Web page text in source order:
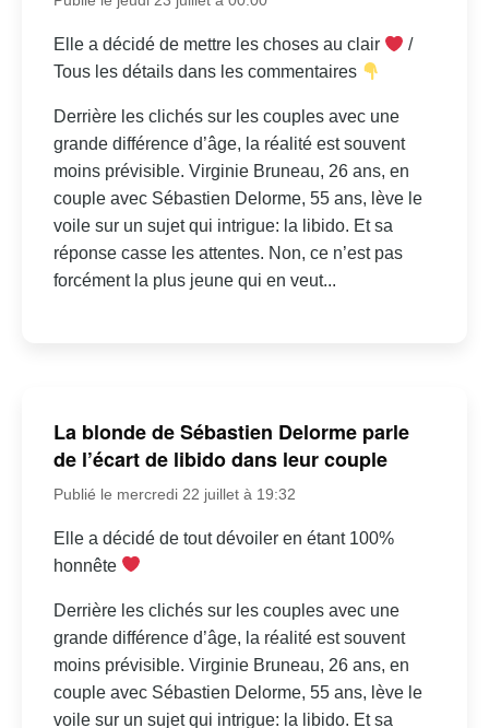
Elle a décidé de mettre les choses au clair
/
Tous les détails dans les commentaires
Derrière les clichés sur les couples avec une
grande différence d’âge, la réalité est souvent
moins prévisible. Virginie Bruneau, 26 ans, en
couple avec Sébastien Delorme, 55 ans, lève le
voile sur un sujet qui intrigue: la libido. Et sa
réponse casse les attentes. Non, ce n’est pas
forcément la plus jeune qui en veut...
La blonde de Sébastien Delorme parle
de l’écart de libido dans leur couple
Publié le mercredi 22 juillet à 19:32
Elle a décidé de tout dévoiler en étant 100%
honnête
Derrière les clichés sur les couples avec une
grande différence d’âge, la réalité est souvent
moins prévisible. Virginie Bruneau, 26 ans, en
couple avec Sébastien Delorme, 55 ans, lève le
voile sur un sujet qui intrigue: la libido. Et sa